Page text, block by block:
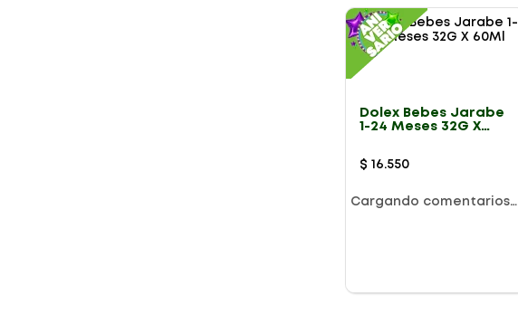
Dolex Bebes Jarabe
1-24 Meses 32G X
$ 16.550
Cargando comentarios…